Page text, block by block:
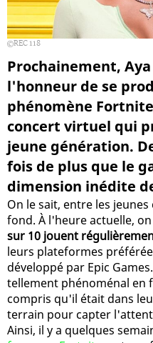
REC 118
Prochainement,
l'honneur de se
phénomène
concert virtuel qui
jeune génération.
fois de plus que le
dimension inédite
On le sait, entre les
fond. À l'heure actuelle,
sur 10 jouent
leurs plateformes
développé par Epic
tellement phénoménal en
compris qu'il était dans
terrain pour capter
Ainsi, il y a quelques